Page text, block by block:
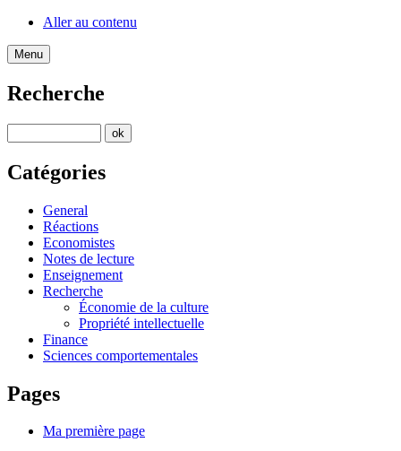
Aller au contenu
Menu
Recherche
Catégories
General
Réactions
Economistes
Notes de lecture
Enseignement
Recherche
Économie de la culture
Propriété intellectuelle
Finance
Sciences comportementales
Pages
Ma première page